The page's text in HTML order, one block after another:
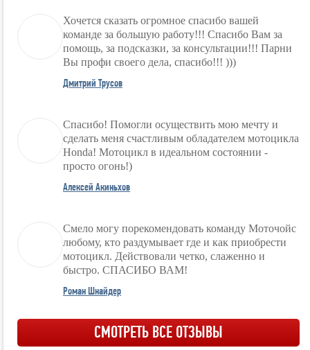
Хочется сказать огромное спасибо вашей
команде за большую работу!!! Спасибо Вам за
помощь, за подсказки, за консультации!!! Парни
Вы профи своего дела, спасибо!!! )))
Дмитрий Трусов
Спасибо! Помогли осуществить мою мечту и
сделать меня счастливым обладателем мотоцикла
Honda! Мотоцикл в идеальном состоянии -
просто огонь!)
Алексей Акиньхов
Смело могу порекомендовать команду Моточойс
любому, кто раздумывает где и как приобрести
мотоцикл. Действовали четко, слаженно и
быстро. СПАСИБО ВАМ!
Роман Шнайдер
СМОТРЕТЬ ВСЕ ОТЗЫВЫ